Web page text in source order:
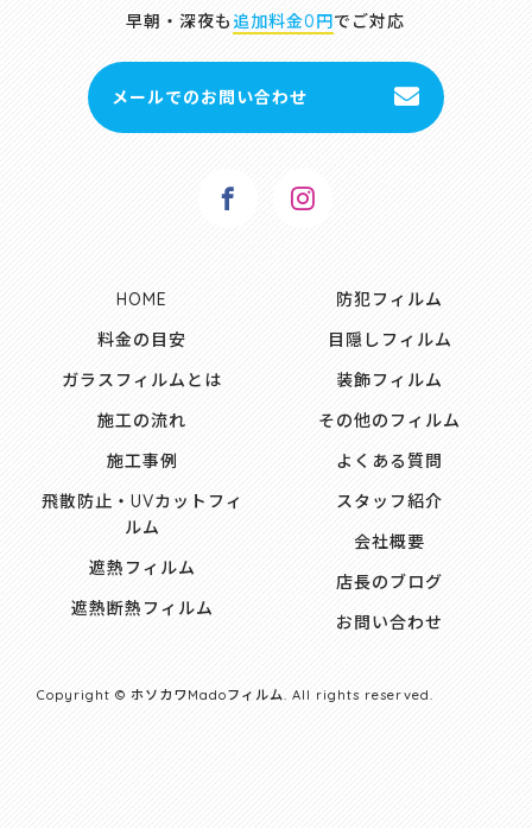
早朝・深夜も 追加料金0円でご対応
メールでのお問い合わせ
HOME
料金の目安
ガラスフィルムとは
施工の流れ
施工事例
飛散防止・UVカットフィ
ルム
遮熱フィルム
遮熱断熱フィルム
防犯フィルム
目隠しフィルム
装飾フィルム
その他のフィルム
よくある質問
スタッフ紹介
会社概要
店長のブログ
お問い合わせ
Copyright © ホソカワMadoフィルム. All rights reserved.